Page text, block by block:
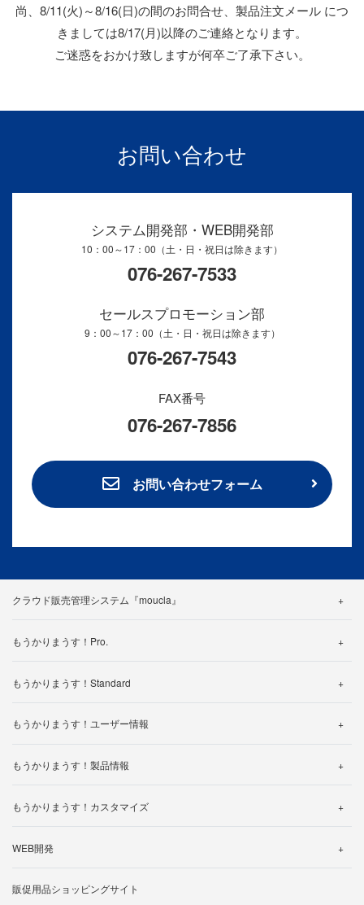
尚、8/11(火)～8/16(日)の間のお問合せ、製品注文メール につ
きましては8/17(月)以降のご連絡となります。
ご迷惑をおかけ致しますが何卒ご了承下さい。
お問い合わせ
システム開発部・WEB開発部
10：00～17：00（土・日・祝日は除きます）
076-267-7533
セールスプロモーション部
9：00～17：00（土・日・祝日は除きます）
076-267-7543
FAX番号
076-267-7856
お問い合わせフォーム
クラウド販売管理システム『moucla』
カスタマイズ事例
製品カタログ
無料トライアルお申し込み
もうかりまうす！Pro.
仕様一覧
体験版ダウンロードされたお客様へ
もうかりまうす！Standard
仕様一覧
もうかりまうす！ユーザー情報
操作マニュアル
ライセンスの追加について
もうかりまうす！製品情報
帳票一覧
もうかりまうす！カスタマイズ
WEB開発
販促用品ショッピングサイト